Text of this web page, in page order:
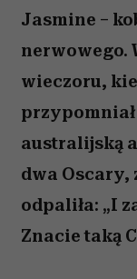
Jasmine –
nerwowego.
wieczoru,
przypomniał
australijską
dwa Oscary,
odpaliła: „I
Znacie taką